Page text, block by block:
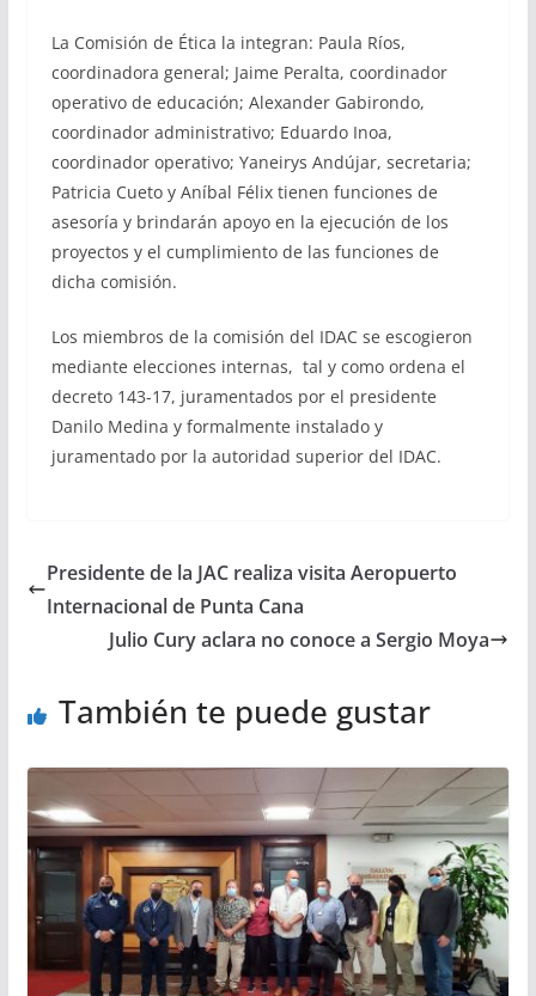
La Comisión de Ética la integran: Paula Ríos,
coordinadora general; Jaime Peralta, coordinador
operativo de educación; Alexander Gabirondo,
coordinador administrativo; Eduardo Inoa,
coordinador operativo; Yaneirys Andújar, secretaria;
Patricia Cueto y Aníbal Félix tienen funciones de
asesoría y brindarán apoyo en la ejecución de los
proyectos y el cumplimiento de las funciones de
dicha comisión.
Los miembros de la comisión del IDAC se escogieron
mediante elecciones internas, tal y como ordena el
decreto 143-17, juramentados por el presidente
Danilo Medina y formalmente instalado y
juramentado por la autoridad superior del IDAC.
Presidente de la JAC realiza visita Aeropuerto
Internacional de Punta Cana
Julio Cury aclara no conoce a Sergio Moya
También te puede gustar